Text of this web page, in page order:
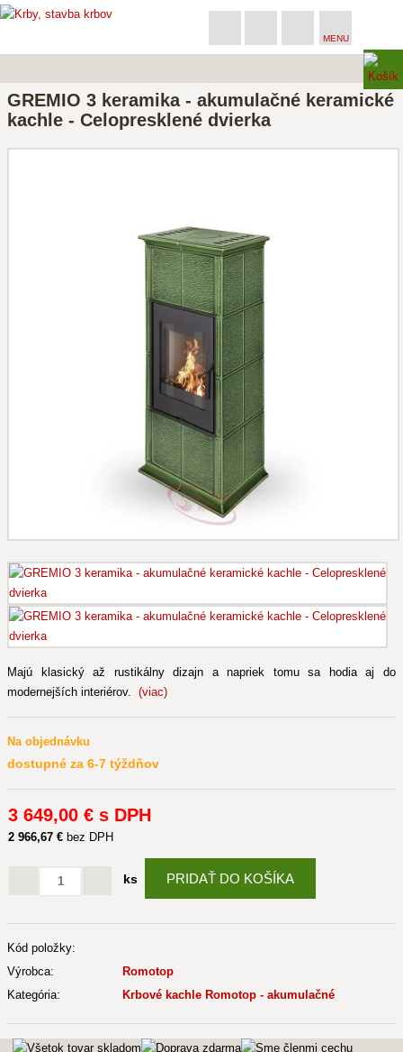
MENU
GREMIO 3 keramika - akumulačné keramické
kachle - Celopresklené dvierka
Majú klasický až rustikálny dizajn a napriek tomu sa hodia aj do
modernejších interiérov. (viac)
Na objednávku
dostupné za 6-7 týždňov
3 649,00 € s DPH
2 966,67 € bez DPH
ks PRIDAŤ DO KOŠÍKA
Kód položky:
Výrobca:
Romotop
Kategória:
Krbové kachle Romotop - akumulačné